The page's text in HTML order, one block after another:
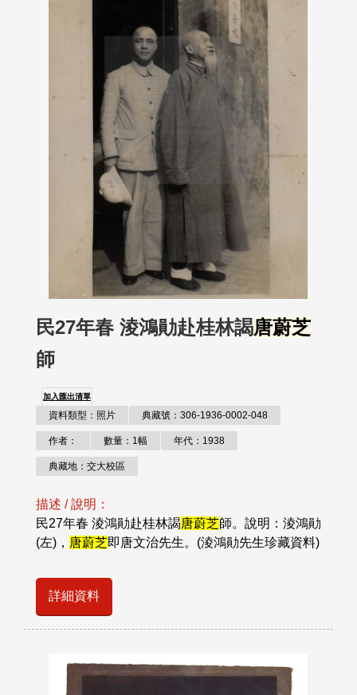
民27年春 淩鴻勛赴桂林謁唐蔚芝
師
加入匯出清單
資料類型：照片 典藏號：306-1936-0002-048
作者： 數量：1幅 年代：1938
典藏地：交大校區
描述 / 說明：
民27年春 淩鴻勛赴桂林謁唐蔚芝師。說明：淩鴻勛
(左)， 唐蔚芝即唐文治先生。(淩鴻勛先生珍藏資料)
詳細資料